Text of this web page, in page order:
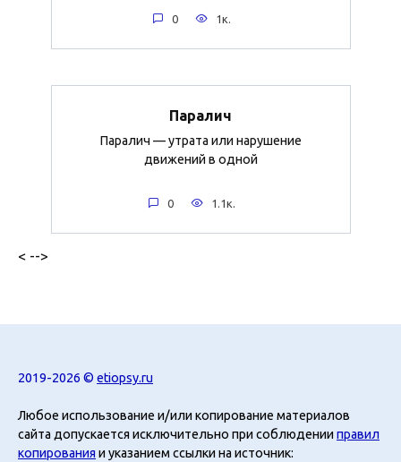
0 1к.
Паралич
Паралич — утрата или нарушение
движений в одной
0 1.1к.
< -->
2019-2026 © etiopsy.ru
Любое использование и/или копирование материалов
сайта допускается исключительно при соблюденииправил
копирования и указанием ссылки на источник: